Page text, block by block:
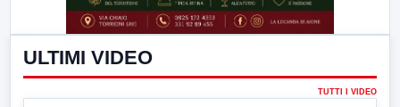
ULTIMI VIDEO
TUTTI I VIDEO